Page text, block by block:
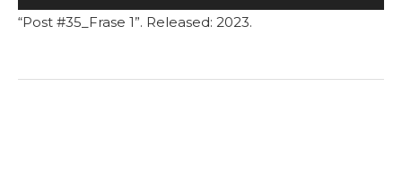
de
“Post #35_Frase 1”. Released: 2023.